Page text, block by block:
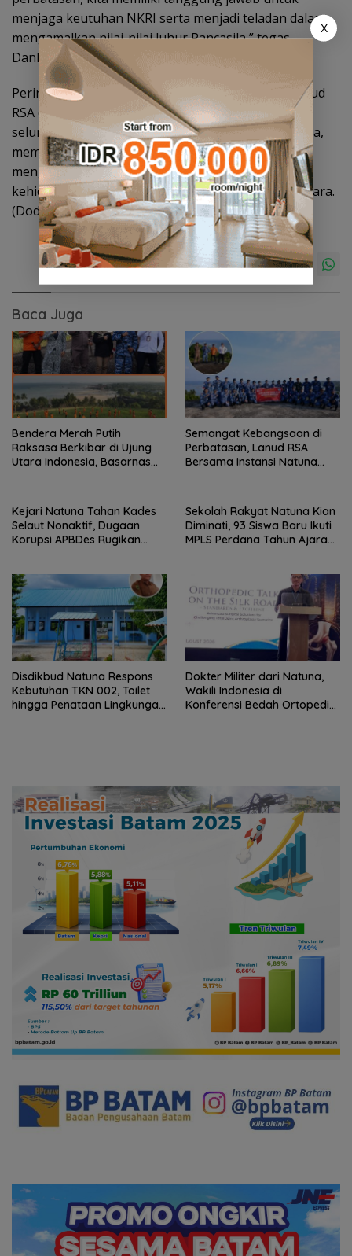
menjaga keutuhan NKRI serta menjadi teladan dalam
mengamalkan nilai-nilai luhur Pancasila,” tegas
Danlanud RSA.
Peringatan Hari Lahir Pancasila Tahun 2026 di Lanud
RSA diharapkan semakin memperkuat komitmen
seluruh personel dalam menjaga kedaulatan negara,
mempererat persatuan bangsa, serta
mengimplementasikan nilai-nilai Pancasila dalam
kehidupan bermasyarakat, berbangsa, dan bernegara.
(Dod)
Baca Juga
Bendera Merah Putih
Raksasa Berkibar di Ujung
Utara Indonesia, Basarnas
Perbatasan
Semangat Kebangsaan di
Perbatasan, Lanud RSA
Bersama Instansi Natuna
Kejari Natuna Tahan Kades
Selaut Nonaktif, Dugaan
Korupsi APBDes Rugikan
Sekolah Rakyat Natuna Kian
Diminati, 93 Siswa Baru Ikuti
MPLS Perdana Tahun Ajaran
Disdikbud Natuna Respons
Kebutuhan TKN 002, Toilet
hingga Penataan Lingkungan
Dokter Militer dari Natuna,
Wakili Indonesia di
Konferensi Bedah Ortopedi
X